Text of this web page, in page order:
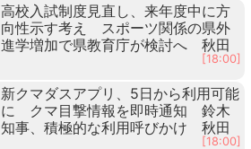
高校入試制度見直し、来年度中に方
向性示す考え スポーツ関係の県外
進学増加で県教育庁が検討へ 秋田
[18:00]
新クマダスアプリ、5日から利用可能
に クマ目撃情報を即時通知 鈴木
知事、積極的な利用呼びかけ 秋田
[18:00]